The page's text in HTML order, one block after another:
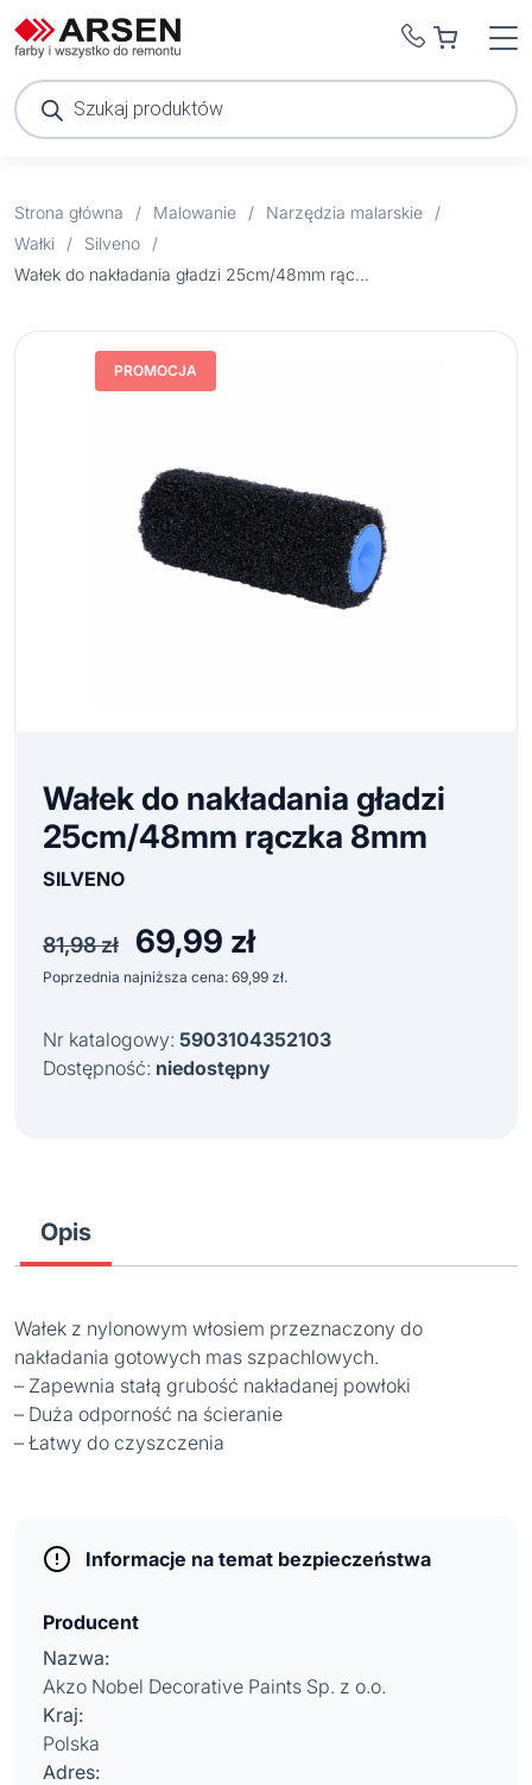
Wyszukiwarka
produktów
Strona główna / Malowanie / Narzędzia malarskie
/
Wałki
/ Silveno
/
Wałek do nakładania gładzi 25cm/48mm rączka 8mm
PROMOCJA
Wałek do nakładania gładzi
25cm/48mm rączka 8mm
SILVENO
81,98zł
Pierwotna
cena
wynosiła:
69,99 złAktualna
Poprzednia najniższa cena: 69,99 zł.
Nr katalogowy: 5903104352103
Dostępność: niedostępny
Opis
Wałek z nylonowym włosiem przeznaczony do
nakładania gotowych mas szpachlowych.
– Zapewnia stałą grubość nakładanej powłoki
– Duża odporność na ścieranie
– Łatwy do czyszczenia
Informacje na temat bezpieczeństwa
Producent
Nazwa:
Akzo Nobel Decorative Paints Sp. z o.o.
Kraj:
Polska
Adres: